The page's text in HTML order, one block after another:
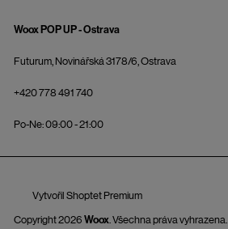
Woox POP UP - Ostrava
Futurum, Novinářská 3178/6, Ostrava
+420 778 491 740
Po-Ne: 09:00 - 21:00
Vytvořil Shoptet Premium
Copyright 2026 Woox. Všechna práva vyhrazena.